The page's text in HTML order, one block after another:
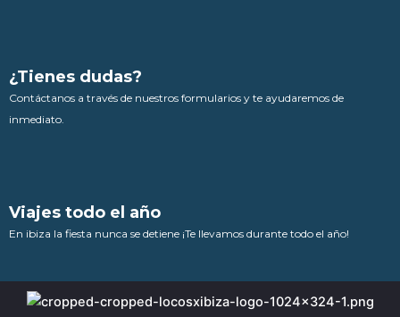
¿Tienes dudas?
Contáctanos a través de nuestros formularios y te ayudaremos de
inmediato.
Viajes todo el año
En ibiza la fiesta nunca se detiene ¡Te llevamos durante todo el año!